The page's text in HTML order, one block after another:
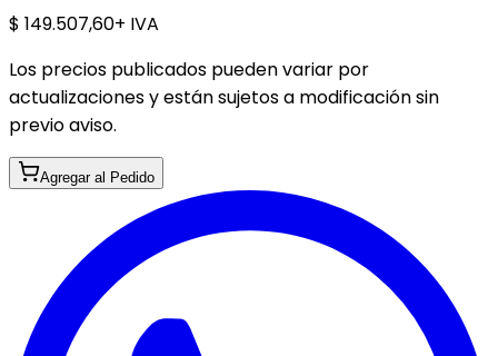
$ 149.507,60+ IVA
Los precios publicados pueden variar por
actualizaciones y están sujetos a modificación sin
previo aviso.
Agregar al Pedido